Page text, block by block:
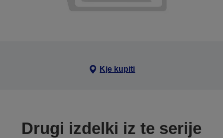
Kje kupiti
Drugi izdelki iz te serije